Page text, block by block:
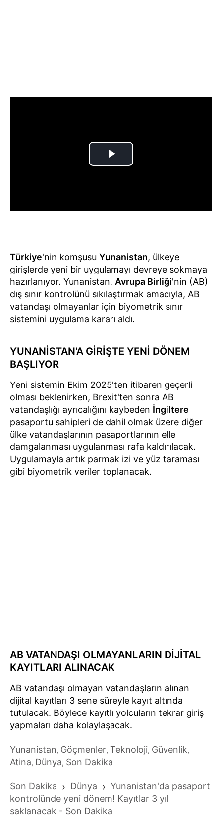
Türkiye'nin komşusu Yunanistan, ülkeye
girişlerde yeni bir uygulamayı devreye sokmaya
hazırlanıyor. Yunanistan, Avrupa Birliği'nin (AB)
dış sınır kontrolünü sıkılaştırmak amacıyla, AB
vatandaşı olmayanlar için biyometrik sınır
sistemini uygulama kararı aldı.
YUNANİSTAN'A GİRİŞTE YENİ DÖNEM
BAŞLIYOR
Yeni sistemin Ekim 2025'ten itibaren geçerli
olması beklenirken, Brexit'ten sonra AB
vatandaşlığı ayrıcalığını kaybeden İngiltere
pasaportu sahipleri de dahil olmak üzere diğer
ülke vatandaşlarının pasaportlarının elle
damgalanması uygulanması rafa kaldırılacak.
Uygulamayla artık parmak izi ve yüz taraması
gibi biyometrik veriler toplanacak.
AB VATANDAŞI OLMAYANLARIN DİJİTAL
KAYITLARI ALINACAK
AB vatandaşı olmayan vatandaşların alınan
dijital kayıtları 3 sene süreyle kayıt altında
tutulacak. Böylece kayıtlı yolcuların tekrar giriş
yapmaları daha kolaylaşacak.
Yunanistan, Göçmenler, Teknoloji, Güvenlik,
Atina, Dünya, Son Dakika
Son Dakika › Dünya › Yunanistan'da pasaport
kontrolünde yeni dönem! Kayıtlar 3 yıl
saklanacak - Son Dakika